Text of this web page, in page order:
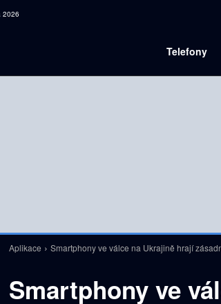
2026
Telefony
Aplikace Smartphony ve válce na Ukrajině hrají
Smartphony ve